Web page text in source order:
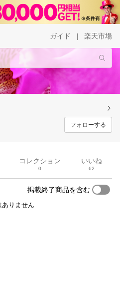
ガイド 楽天市場
フォローする
コレクション
0
いいね
62
掲載終了商品を含む
ありません